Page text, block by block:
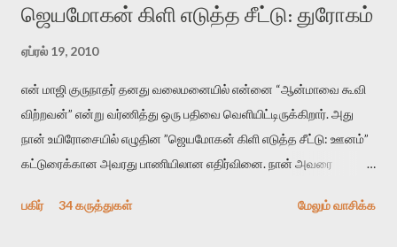
ஜெயமோகன் கிளி எடுத்த சீட்டு: துரோகம்
ஏப்ரல் 19, 2010
என் மாஜி குருநாதர் தனது வலைமனையில் என்னை “ஆன்மாவை கூவி
விற்றவன்” என்று வர்ணித்து ஒரு பதிவை வெளியிட்டிருக்கிறார். அது
நான் உயிரோசையில் எழுதின ”ஜெயமோகன் கிளி எடுத்த சீட்டு: ஊனம்”
கட்டுரைக்கான அவரது பாணியிலான எதிர்வினை. நான் அவரை
பதிவை படித்த நண்பர்கள் பலரும் அவருக்காக இரக்கப்பட்டார்கள்.
பகிர் 34 கருத்துகள் மேலும் வாசிக்க